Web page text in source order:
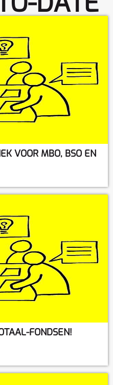
VOOR MBO, BSO EN
FONDSEN!